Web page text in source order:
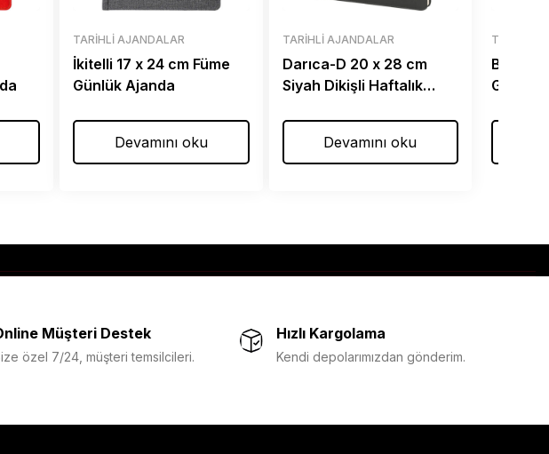
TARIHLI AJANDALAR
İkitelli 17 x 24 cm Füme
Günlük Ajanda
Devamını oku
TARIHLI AJANDALAR
Darıca-D 20 x 28 cm
Siyah Dikişli Haftalık
Devamını oku
TARIHLI
Gri
Müşteri Destek
özel 7/24, müşteri temsilcileri.
Hızlı Kargolama
Kendi depolarımızdan gönderim.